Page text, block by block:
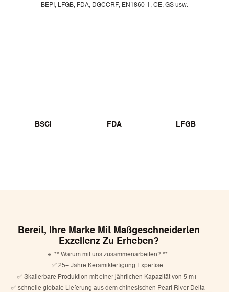
BEPI, LFGB, FDA, DGCCRF, EN1860-1, CE, GS usw.
BSCI FDA LFGB
Bereit, Ihre Marke Mit Maßgeschneiderten
Exzellenz Zu Erheben?
🔸 ** Warum mit uns zusammenarbeiten? **
✅ 25+ Jahre Keramikfertigung Expertise
✅ Skalierbare Produktion mit einer jährlichen Kapazität von 5 m+
✅ schnelle globale Lieferung aus dem chinesischen Pearl River Delta